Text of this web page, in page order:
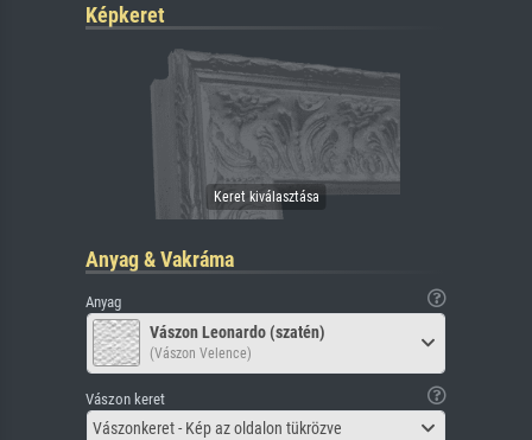
Képkeret
Anyag & Vakráma
Anyag
Vászon Leonardo (szatén)
(Vászon Velence)
Vászon keret
Vászonkeret - Kép az oldalon tükrözve